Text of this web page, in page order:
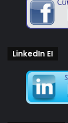
LinkedIn EI